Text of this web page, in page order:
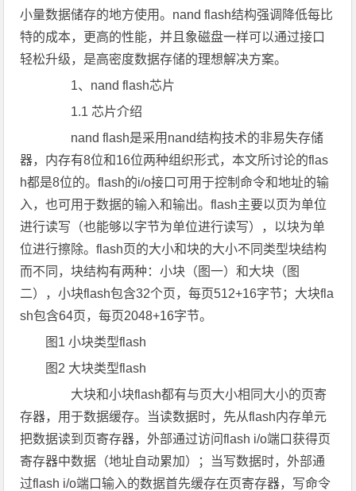
小量数据储存的地方使用。nand flash结构强调降低每比
特的成本，更高的性能，并且象磁盘一样可以通过接口
轻松升级，是高密度数据存储的理想解决方案。
1、nand flash芯片
1.1 芯片介绍
nand flash是采用nand结构技术的非易失存储
器，内存有8位和16位两种组织形式，本文所讨论的flas
h都是8位的。flash的i/o接口可用于控制命令和地址的输
入，也可用于数据的输入和输出。flash主要以页为单位
进行读写（也能够以字节为单位进行读写），以块为单
位进行擦除。flash页的大小和块的大小不同类型块结构
而不同，块结构有两种：小块（图一）和大块（图
二），小块flash包含32个页，每页512+16字节；大块fla
sh包含64页，每页2048+16字节。
图1 小块类型flash
图2 大块类型flash
大块和小块flash都有与页大小相同大小的页寄
存器，用于数据缓存。当读数据时，先从flash内存单元
把数据读到页寄存器，外部通过访问flash i/o端口获得页
寄存器中数据（地址自动累加）；当写数据时，外部通
过flash i/o端口输入的数据首先缓存在页寄存器，写命令